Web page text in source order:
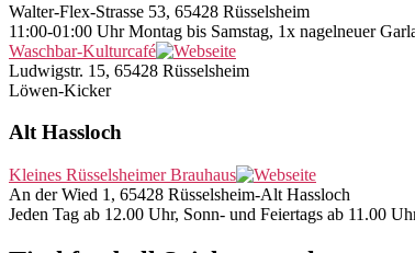
Walter-Flex-Strasse 53, 65428 Rüsselsheim
11:00-01:00 Uhr Montag bis Samstag, 1x nagelneuer
Waschbar-Kulturcafé
Ludwigstr. 15, 65428 Rüsselsheim
Löwen-Kicker
Alt Hassloch
Kleines Rüsselsheimer Brauhaus
An der Wied 1, 65428 Rüsselsheim-Alt Hassloch
Jeden Tag ab 12.00 Uhr, Sonn- und Feiertags ab 11.00